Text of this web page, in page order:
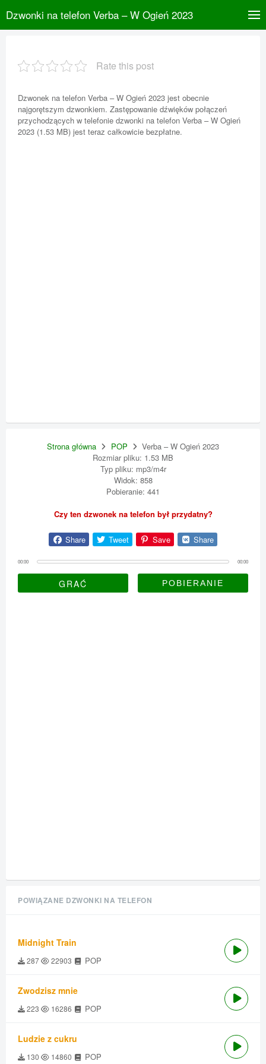
Dzwonki na telefon Verba – W Ogień 2023
Rate this post
Dzwonek na telefon Verba – W Ogień 2023 jest obecnie
najgorętszym dzwonkiem. Zastępowanie dźwięków połączeń
przychodzących w telefonie dzwonki na telefon Verba – W Ogień
2023 (1.53 MB) jest teraz całkowicie bezpłatne.
Strona główna POP
Verba – W Ogień 2023
Rozmiar pliku: 1.53 MB
Typ pliku: mp3/m4r
Widok: 858
Pobieranie: 441
Czy ten dzwonek na telefon był przydatny?
Share Tweet Save Share
00:00 00:00
GRAĆ
POWIĄZANE DZWONKI NA TELEFON
Midnight Train
287 22903 POP
Zwodzisz mnie
223 16286 POP
Ludzie z cukru
130 14860 POP